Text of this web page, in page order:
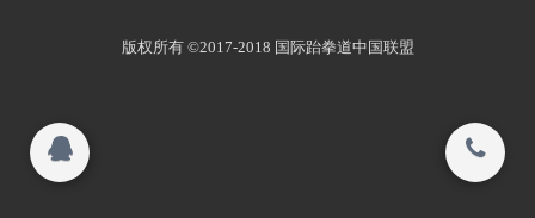
版权所有 ©2017-2018 国际跆拳道中国联盟